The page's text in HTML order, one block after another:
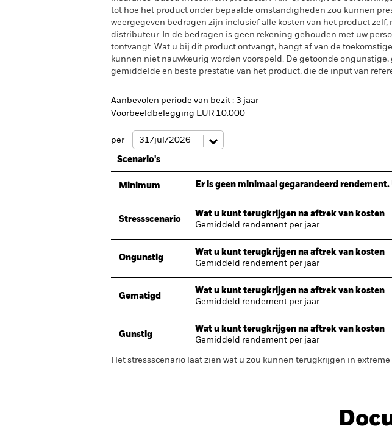
tot hoe het product onder bepaalde omstandigheden zou kunnen
weergegeven bedragen zijn inclusief alle kosten van het product
distributeur. In de bedragen is geen rekening gehouden met uw
tontvangt. Wat u bij dit product ontvangt, hangt af van de
kunnen niet nauwkeurig worden voorspeld. De getoonde
gemiddelde en beste prestatie van het product, die de input van
Aanbevolen periode van bezit : 3 jaar
Voorbeeldbelegging EUR 10.000
per
Scenario's
Minimum Er is geen minimaal gegarandeerd
Stressscenario
Wat u kunt terugkrijgen na aftrek van kosten
Gemiddeld rendement per jaar
Ongunstig
Wat u kunt terugkrijgen na aftrek van kosten
Gemiddeld rendement per jaar
Gematigd
Wat u kunt terugkrijgen na aftrek van kosten
Gemiddeld rendement per jaar
Gunstig
Wat u kunt terugkrijgen na aftrek van kosten
Gemiddeld rendement per jaar
Het stressscenario laat zien wat u zou kunnen terugkrijgen in